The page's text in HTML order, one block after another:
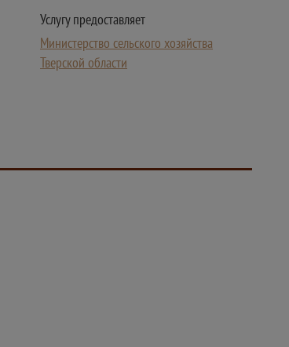
Услугу предоставляет
Министерство сельского хозяйства
Тверской области